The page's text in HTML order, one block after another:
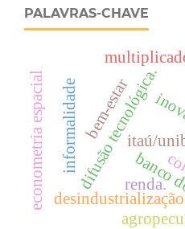
PALAVRAS-CHAVE
difusão tecnológica.
itaú/
informalidade
econometria espacial bem-estar
renda.